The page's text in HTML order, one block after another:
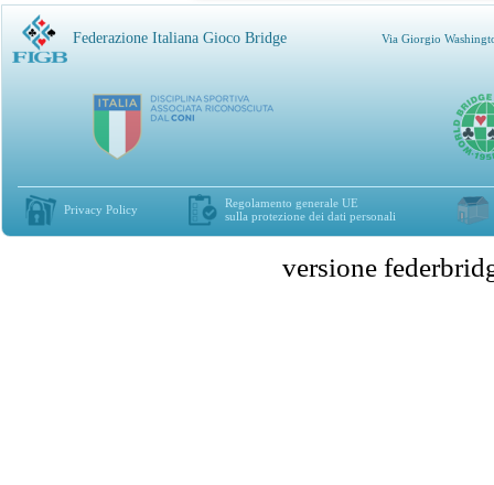
Federazione Italiana Gioco Bridge Via Giorgio
Privacy Policy
Regolamento generale UE
sulla protezione dei dati personali
versione